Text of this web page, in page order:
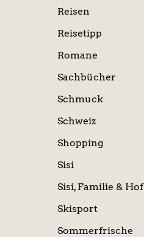
Reisen
Reisetipp
Romane
Sachbücher
Schmuck
Schweiz
Shopping
Sisi
Sisi, Familie & Hof
Skisport
Sommerfrische